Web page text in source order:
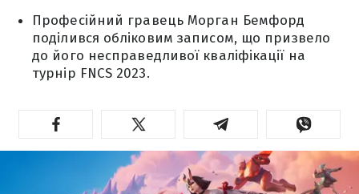
Професійний гравець Морган Бемфорд
поділився обліковим записом, що призвело
до його несправедливої кваліфікації на
турнір FNCS 2023.